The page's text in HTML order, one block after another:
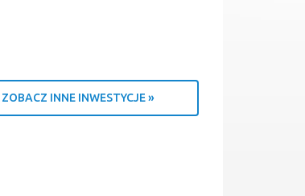
ZOBACZ INNE INWESTYCJE »